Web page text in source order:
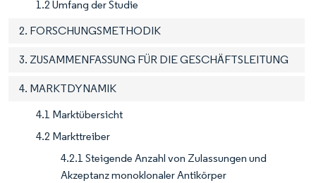
1.2 Umfang der Studie
2. FORSCHUNGSMETHODIK
3. ZUSAMMENFASSUNG FÜR DIE GESCHÄFTSLEITUNG
4. MARKTDYNAMIK
4.1 Marktübersicht
4.2 Markttreiber
4.2.1 Steigende Anzahl von Zulassungen und
Akzeptanz monoklonaler Antikörper